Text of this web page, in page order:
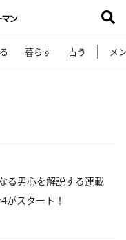
暮らす 占う メ
る男心を解説する連載
がスタート！